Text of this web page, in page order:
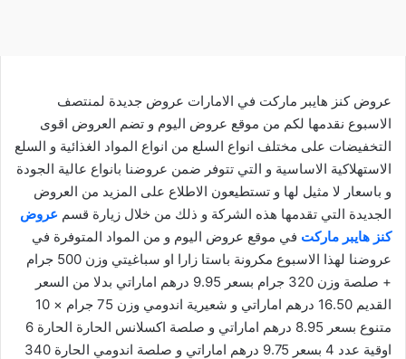
عروض كنز هايبر ماركت في الامارات عروض جديدة لمنتصف
الاسبوع نقدمها لكم من موقع عروض اليوم و تضم العروض اقوى
التخفيضات على مختلف انواع السلع من انواع المواد الغذائية و السلع
الاستهلاكية الاساسية و التي تتوفر ضمن عروضنا بانواع عالية الجودة
و باسعار لا مثيل لها و تستطيعون الاطلاع على المزيد من العروض
الجديدة التي تقدمها هذه الشركة و ذلك من خلال زيارة قسم عروض
كنز هايبر ماركت في موقع عروض اليوم و من المواد المتوفرة في
عروضنا لهذا الاسبوع مكرونة باستا زارا او سباغيتي وزن 500 جرام
+ صلصة وزن 320 جرام بسعر 9.95 درهم اماراتي بدلا من السعر
القديم 16.50 درهم اماراتي و شعيرية اندومي وزن 75 جرام × 10
متنوع بسعر 8.95 درهم اماراتي و صلصة اكسلانس الحارة الحارة 6
اوقية عدد 4 بسعر 9.75 درهم اماراتي و صلصة اندومي الحارة 340